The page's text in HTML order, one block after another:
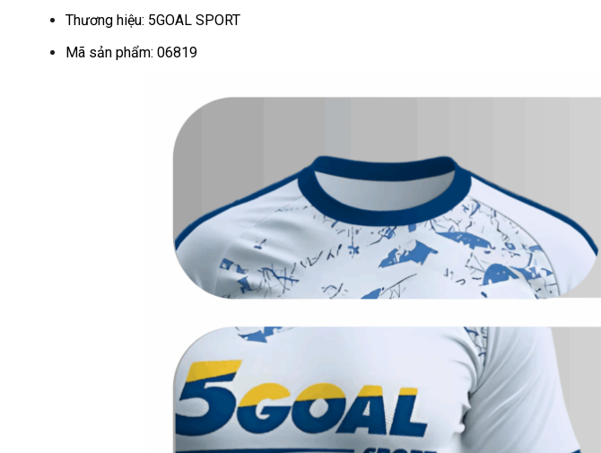
Thương hiệu: 5GOAL SPORT
Mã sản phẩm: 06819